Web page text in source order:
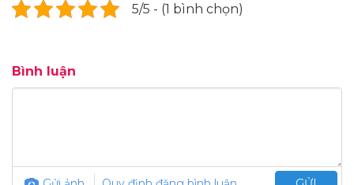
5/5 - (1 bình chọn)
Bình luận